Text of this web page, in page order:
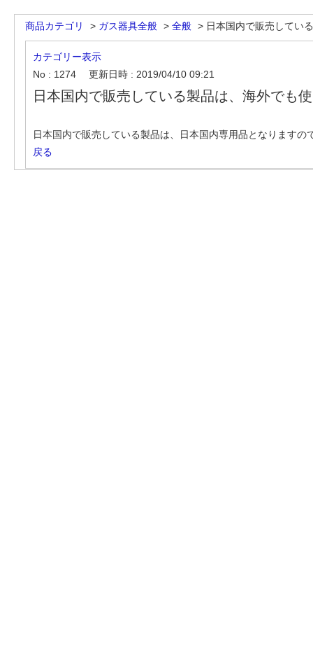
商品カテゴリ > ガス器具全般 > 全般 > 日本国内で販売してい
カテゴリー表示
No : 1274
更新日時 : 2019/04/10 09:21
日本国内で販売している製品は、海外でも
日本国内で販売している製品は、日本国内専用品となります
戻る